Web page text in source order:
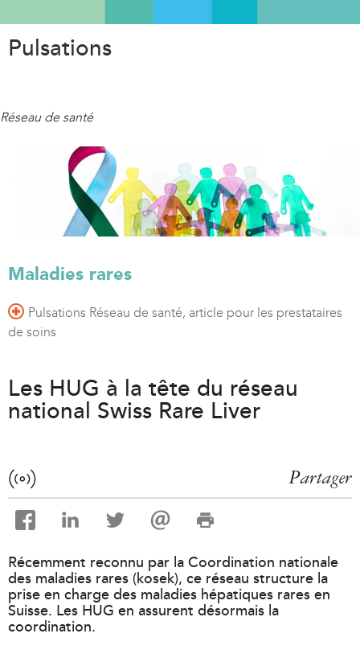
Pulsations
Réseau de santé
Maladies rares
Pulsations Réseau de santé, article pour les prestataires
de soins
Les HUG à la tête du réseau
national Swiss Rare Liver
Partager
Récemment reconnu par la Coordination nationale
des maladies rares (kosek), ce réseau structure la
prise en charge des maladies hépatiques rares en
Suisse. Les HUG en assurent désormais la
coordination.